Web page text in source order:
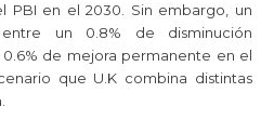
PBI en el 2030. Sin embargo, un
un 0.8% de disminución
de mejora permanente en el
que U.K combina distintas